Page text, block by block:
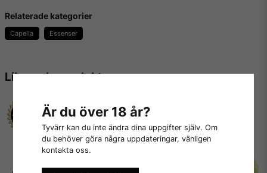
Liknande produkter
Innehåller inga:
- Socker
- Kalorier
- Sötningsmedel
- Konserveringsmedel
- Kaliumsorbat
Relaterade kategorier
Capella Essenser
Är du över 18 år?
Tyvärr kan du inte ändra dina uppgifter själv. Om
du behöver göra några uppdateringar, vänligen
kontakta oss.